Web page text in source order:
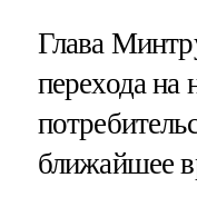
Глава
перехода на
ближайшее